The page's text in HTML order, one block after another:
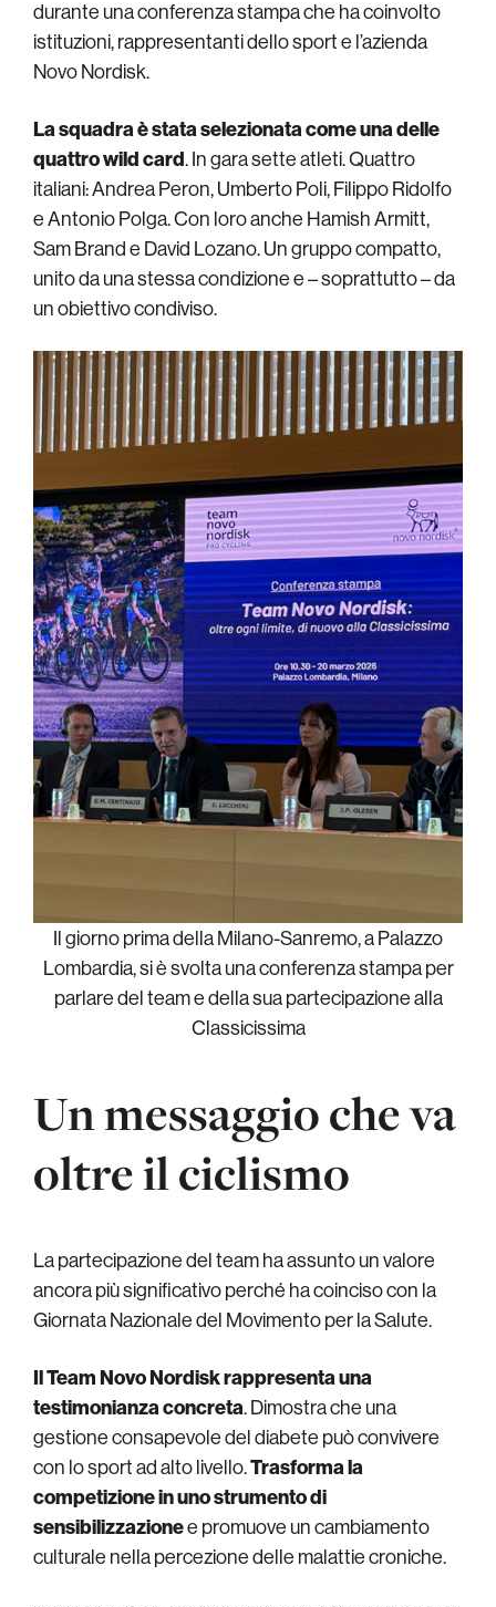
durante una conferenza stampa che ha coinvolto
istituzioni, rappresentanti dello sport e l’azienda
Novo Nordisk.
La squadra è stata selezionata come una delle
quattro wild card. In gara sette atleti. Quattro
italiani: Andrea Peron, Umberto Poli, Filippo Ridolfo
e Antonio Polga. Con loro anche Hamish Armitt,
Sam Brand e David Lozano. Un gruppo compatto,
unito da una stessa condizione e – soprattutto – da
un obiettivo condiviso.
Il giorno prima della Milano-Sanremo, a Palazzo
Lombardia, si è svolta una conferenza stampa per
parlare del team e della sua partecipazione alla
Classicissima
Un messaggio che va
oltre il ciclismo
La partecipazione del team ha assunto un valore
ancora più significativo perché ha coinciso con la
Giornata Nazionale del Movimento per la Salute.
Il Team Novo Nordisk rappresenta una
testimonianza concreta. Dimostra che una
gestione consapevole del diabete può convivere
con lo sport ad alto livello.Trasforma la
competizione in uno strumento di
sensibilizzazionee promuove un cambiamento
culturale nella percezione delle malattie croniche.